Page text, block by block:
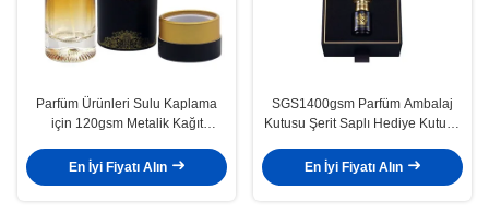
Parfüm Ürünleri Sulu Kaplama
için 120gsm Metalik Kağıt
En İyi Fiyatı Alın
SGS1400gsm Parfüm Ambalaj
Kutusu Şerit Saplı Hediye Kutusu
En İyi Fiyatı Alın